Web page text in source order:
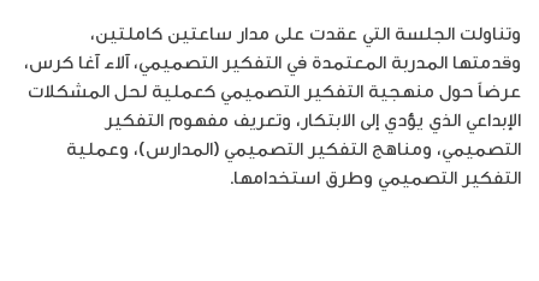
وتناولت الجلسة التي عقدت على مدار ساعتين كاملتين،
وقدمتها المدربة المعتمدة في التفكير التصميمي، آلاء آغا كرس،
عرضاً حول منهجية التفكير التصميمي كعملية لحل المشكلات
الإبداعي الذي يؤدي إلى الابتكار، وتعريف مفهوم التفكير
التصميمي، ومناهج التفكير التصميمي (المدارس)، وعملية
التفكير التصميمي وطرق استخدامها.